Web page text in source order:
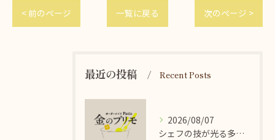
< 前のページ 一覧に戻る 次のページ >
最近の投稿 Recent Posts
2026/08/07
シェフの技が光る多彩なイタリアンパスタの魅力